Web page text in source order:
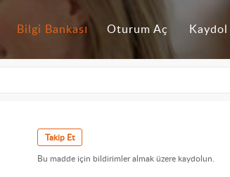
Bilgi Bankası Oturum Aç Kaydol
Takip Et
Bu madde için bildirimler almak üzere kaydolun.